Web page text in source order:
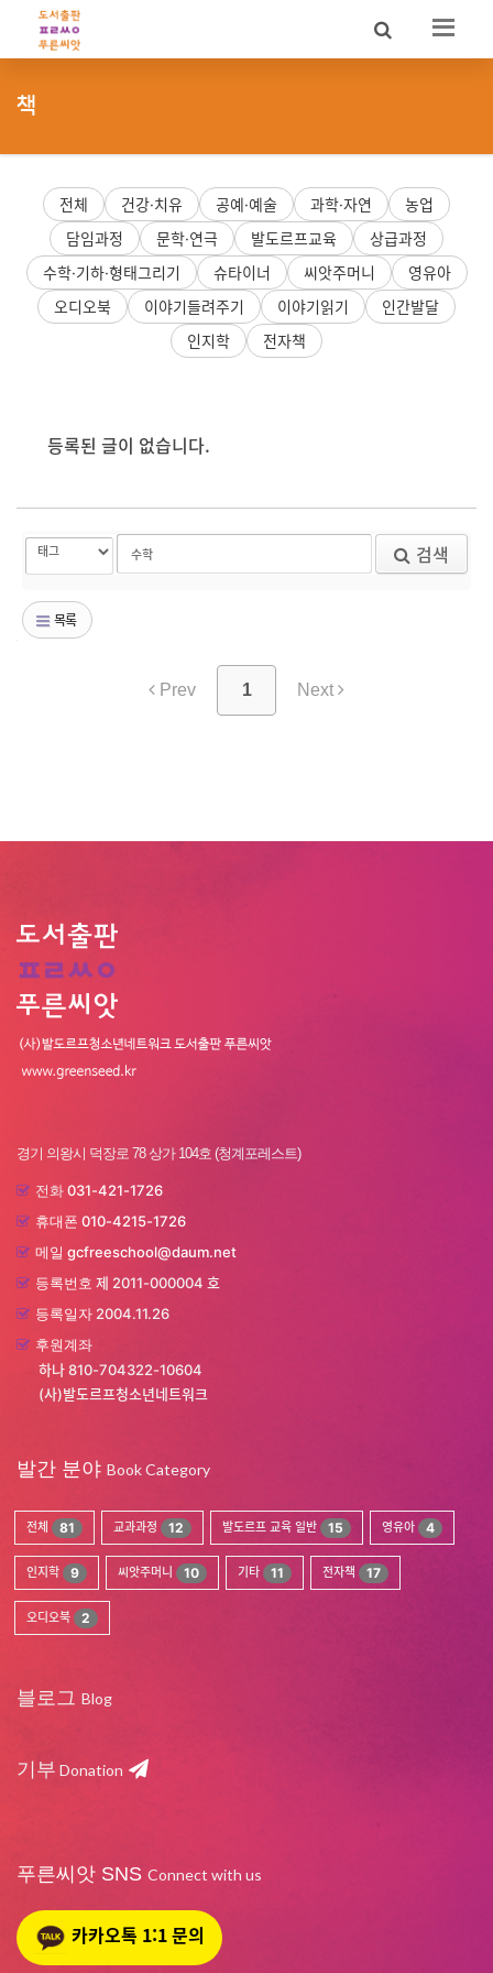
책
전체 건강·치유 공예·예술 과학·자연
농업
담임과정
문학·연극 발도르프교육
상급과정
수학·기하·형태그리기
슈타이너 씨앗주머니
영유아
오디오북
이야기들려주기 이야기읽기
인간발달
인지학
전자책
등록된 글이 없습니다.
검색
목록
Prev 1 Next
경기 의왕시 덕장로 78 상가 104호 (청계포레스트)
전화 031-421-1726
휴대폰 010-4215-1726
메일 gcfreeschool@daum.net
등록번호 제 2011-000004 호
등록일자 2004.11.26
후원계좌
하나 810-704322-10604
(사)발도르프청소년네트워크
발간 분야 Book Category
전체 81 교과과정 12 발도르프 교육 일반 15 영유아 4
인지학 9 씨앗주머니 10 기타 11 전자책 17
오디오북 2
블로그 Blog
기부 Donation
푸른씨앗 SNS Connect with us
카카오톡 1:1 문의